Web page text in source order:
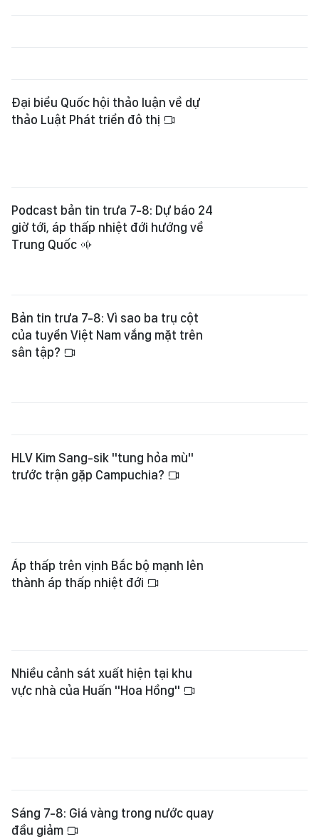
Đại biểu Quốc hội thảo luận về dự
thảo Luật Phát triển đô thị
Podcast bản tin trưa 7-8: Dự báo 24
giờ tới, áp thấp nhiệt đới hướng về
Trung Quốc
Bản tin trưa 7-8: Vì sao ba trụ cột
của tuyển Việt Nam vắng mặt trên
sân tập?
HLV Kim Sang-sik "tung hỏa mù"
trước trận gặp Campuchia?
Áp thấp trên vịnh Bắc bộ mạnh lên
thành áp thấp nhiệt đới
Nhiều cảnh sát xuất hiện tại khu
vực nhà của Huấn "Hoa Hồng"
Sáng 7-8: Giá vàng trong nước quay
đầu giảm